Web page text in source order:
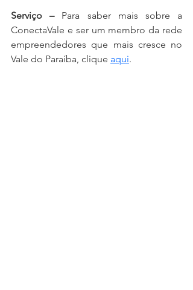
Serviço – Para saber mais sobre a
ConectaVale e ser um membro da rede
empreendedores que mais cresce no
Vale do Paraíba, clique aqui.